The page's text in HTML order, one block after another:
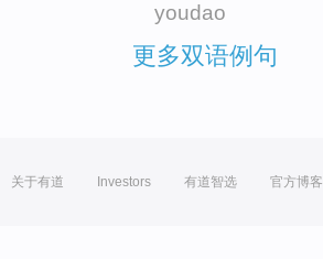
youdao
更多双语例句
关于有道 Investors 有道智选 官方博客